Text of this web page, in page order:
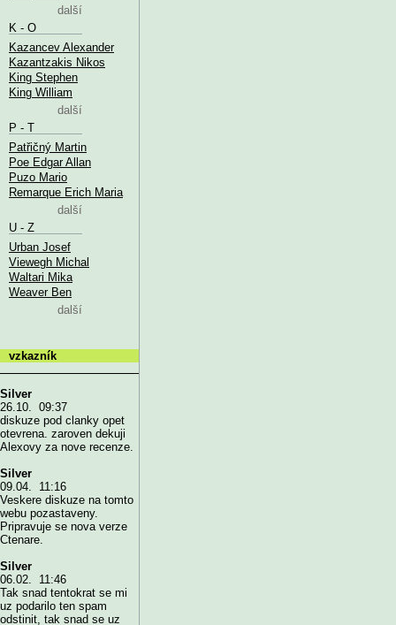
další
K - O
Kazancev Alexander
Kazantzakis Nikos
King Stephen
King William
další
P - T
Patřičný Martin
Poe Edgar Allan
Puzo Mario
Remarque Erich Maria
další
U - Z
Urban Josef
Viewegh Michal
Waltari Mika
Weaver Ben
další
vzkazník
Silver
26.10. 09:37
diskuze pod clanky opet
otevrena. zaroven dekuji
Alexovy za nove recenze.
Silver
09.04. 11:16
Veskere diskuze na tomto
webu pozastaveny.
Pripravuje se nova verze
Ctenare.
Silver
06.02. 11:46
Tak snad tentokrat se mi
uz podarilo ten spam
odstinit, tak snad se uz